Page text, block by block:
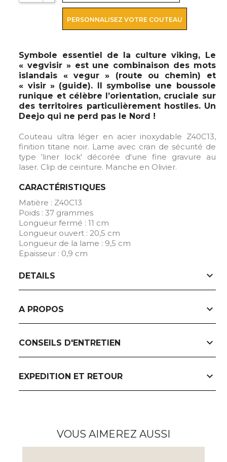
PERSONNALISEZ VOTRE COUTEAU
Symbole essentiel de la culture viking, Le
« vegvisir » est une combinaison des mots
islandais « vegur » (route ou chemin) et
« visir » (guide). Il symbolise une boussole
runique et célèbre l’orientation, cruciale sur
des territoires particulièrement hostiles. Un
Deejo qui ne perd pas le Nord !
Couteau ultra léger en acier inoxydable Z40C13,
finition titane noir. Lame avec cran de sécurité de
type 'liner lock' décorée d'une fine gravure au
laser. Clip de ceinture. Manche en Olivier.
CARACTÉRISTIQUES
Matière : Z40C13
Poids : 37 grammes
Longueur fermé : 11 cm
Longueur ouvert : 20,5 cm
Longueur de la lame : 9,5 cm
Epaisseur : 0,9 cm
DETAILS expand_more
A PROPOS expand_more
CONSEILS D'ENTRETIEN expand_more
EXPEDITION ET RETOUR expand_more
VOUS AIMEREZ AUSSI